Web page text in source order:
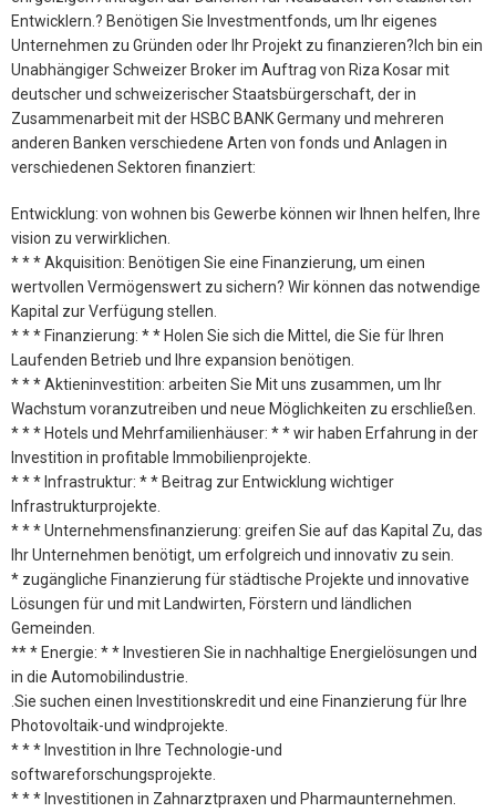
Entwicklern.? Benötigen Sie Investmentfonds, um Ihr eigenes
Unternehmen zu Gründen oder Ihr Projekt zu finanzieren?Ich bin ein
Unabhängiger Schweizer Broker im Auftrag von Riza Kosar mit
deutscher und schweizerischer Staatsbürgerschaft, der in
Zusammenarbeit mit der HSBC BANK Germany und mehreren
anderen Banken verschiedene Arten von fonds und Anlagen in
verschiedenen Sektoren finanziert:
Entwicklung: von wohnen bis Gewerbe können wir Ihnen helfen, Ihre
vision zu verwirklichen.
* * * Akquisition: Benötigen Sie eine Finanzierung, um einen
wertvollen Vermögenswert zu sichern? Wir können das notwendige
Kapital zur Verfügung stellen.
* * * Finanzierung: * * Holen Sie sich die Mittel, die Sie für Ihren
Laufenden Betrieb und Ihre expansion benötigen.
* * * Aktieninvestition: arbeiten Sie Mit uns zusammen, um Ihr
Wachstum voranzutreiben und neue Möglichkeiten zu erschließen.
* * * Hotels und Mehrfamilienhäuser: * * wir haben Erfahrung in der
Investition in profitable Immobilienprojekte.
* * * Infrastruktur: * * Beitrag zur Entwicklung wichtiger
Infrastrukturprojekte.
* * * Unternehmensfinanzierung: greifen Sie auf das Kapital Zu, das
Ihr Unternehmen benötigt, um erfolgreich und innovativ zu sein.
* zugängliche Finanzierung für städtische Projekte und innovative
Lösungen für und mit Landwirten, Förstern und ländlichen
Gemeinden.
** * Energie: * * Investieren Sie in nachhaltige Energielösungen und
in die Automobilindustrie.
.Sie suchen einen Investitionskredit und eine Finanzierung für Ihre
Photovoltaik-und windprojekte.
* * * Investition in Ihre Technologie-und
softwareforschungsprojekte.
* * * Investitionen in Zahnarztpraxen und Pharmaunternehmen.